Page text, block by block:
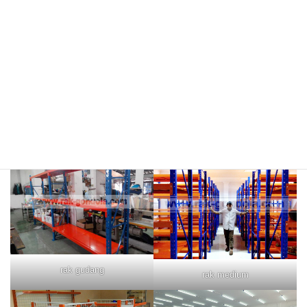
rak gudang rak medium